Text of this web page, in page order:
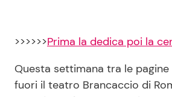
>>>>>>Prima la dedica poi la
Questa settimana tra le
fuori il teatro Brancaccio di